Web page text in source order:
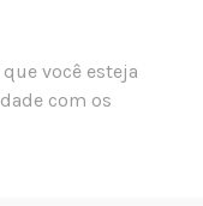
você esteja
com os